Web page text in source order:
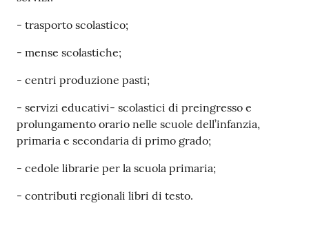
Tutti
la
TERRA
Tutti
argomenti...
- trasporto scolastico;
- mense scolastiche;
- centri produzione pasti;
- servizi educativi- scolastici di preingresso e
prolungamento orario nelle scuole dell’infanzia,
primaria e secondaria di primo grado;
- cedole librarie per la scuola primaria;
- contributi regionali libri di testo.